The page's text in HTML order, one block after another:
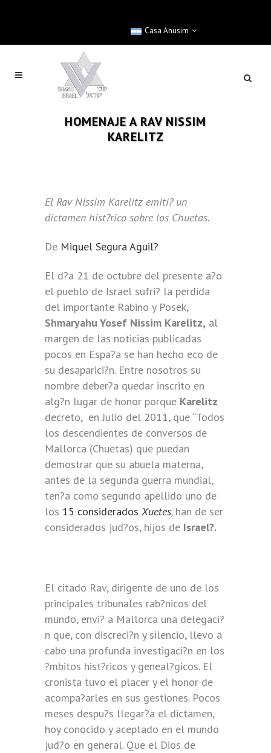
Casa Anusim
HOMENAJE A RAV NISSIM
KARELITZ
El Rav Nissim Karelitz emiti? un
dictamen hist?rico sobre los Chuetas.
De Miquel Segura Aguil?
El d?a 21 de octubre del presente a?o
el pueblo de Israel sufri? la perdida
del importante Rabino y Posek,
Shmaryahu Yosef Nissim Karelitz, al
margen de las noticias publicadas
pocos en Espa?a se han hecho eco de
su desaparici?n. Entre nosotros su
nombre deber?a quedar inscrito en
alg?n lugar de honor porque Karelitz
decreto, en Julio del 2011, que “Todos
los descendientes de conversos de
Mallorca (Chuetas) que puedan
demostrar que su abuela materna,
antes de la segunda guerra mundial,
ten?a como segundo apellido uno de
los 15 considerados Xuetes, han de ser
considerados jud?os, hijos de Israel?.
El citado Rav, dirigente de uno de los
principales tribunales rab?nicos del
mundo, envi? a Mallorca una delegaci?
n que, con discreci?n y silencio, llevo a
cabo una profunda investigaci?n en los
?mbitos hist?ricos y geneal?gicos. El
cronista tuvo el placer y el honor de
acompa?arles en sus gestiones. Pocos
meses despu?s llegar?a el dictamen,
hoy conocido y aceptado en el mundo
jud?o en general. Que el Dios de